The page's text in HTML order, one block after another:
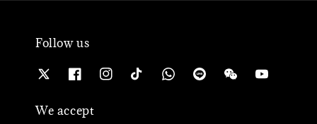
Follow us
We accept